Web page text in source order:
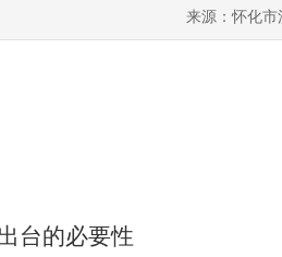
来源：怀化
台的必要性